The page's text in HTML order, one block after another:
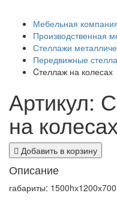
Мебельная
Производственная
Стеллажи
Передвижные
Cтеллаж на колесах
Артикул:
на колесах
Добавить в корзину
Описание
габариты: